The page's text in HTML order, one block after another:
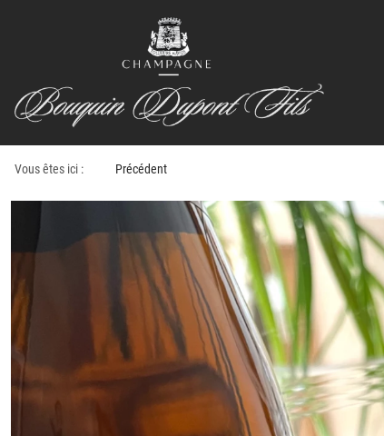
Vous êtes ici : Précédent